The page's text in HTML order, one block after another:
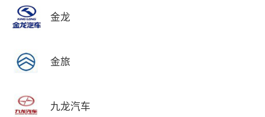
金龙
金旅
九龙汽车